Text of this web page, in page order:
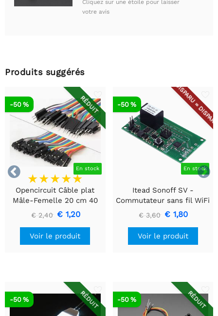
Cliquez sur une étoile pour laisser
votre avis
Produits suggérés


RÉDUIT
En stock
-50 %
Opencircuit Câble plat
Mâle-Femelle 20 cm 40
pièces
€ 2,40 € 1,20
Voir le produit
DISPARU =
En stock
-50 %
Itead Sonoff SV -
Commutateur sans fil WiFi
à tension sûre
€ 3,60 € 1,80
Voir le produit
RÉDUIT
-50 % RÉDUIT
-50 %